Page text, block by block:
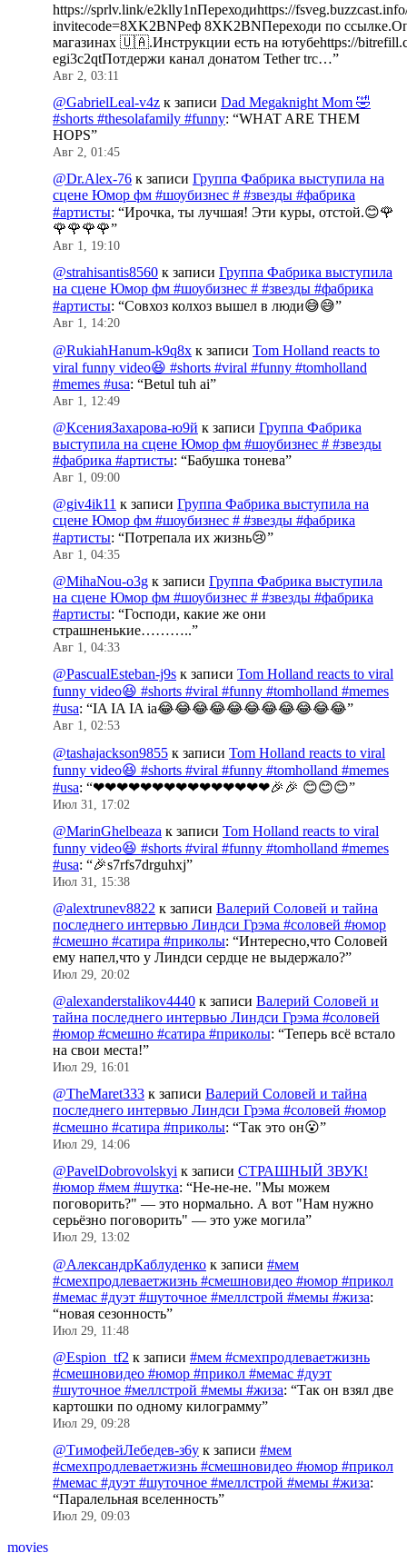
https://sprlv.link/e2klly1nПереходиhttps://
invitecode=8XK2BNРеф 8XK2BNПереходи по
магазинах 🇺🇦.Инструкции есть на ютубеhttps://
egi3c2qtПотдержи канал донатом Tether trc…”
Авг 2, 03:11
@GabrielLeal-v4z к записи Dad Megaknight Mom 🤣
#shorts #thesolafamily #funny: “WHAT ARE THEM
HOPS”
Авг 2, 01:45
@Dr.Alex-76 к записи Группа Фабрика выступила на
сцене Юмор фм #шоубизнес # #звезды #фабрика
#артисты: “Ирочка, ты лучшая! Эти куры, отстой.😊🌹
🌹🌹🌹🌹”
Авг 1, 19:10
@strahisantis8560 к записи Группа Фабрика выступила
на сцене Юмор фм #шоубизнес # #звезды #фабрика
#артисты: “Совхоз колхоз вышел в люди😅😅”
Авг 1, 14:20
@RukiahHanum-k9q8x к записи Tom Holland reacts to
viral funny video😆 #shorts #viral #funny #tomholland
#memes #usa: “Betul tuh ai”
Авг 1, 12:49
@КсенияЗахарова-ю9й к записи Группа Фабрика
выступила на сцене Юмор фм #шоубизнес # #звезды
#фабрика #артисты: “Бабушка тонева”
Авг 1, 09:00
@giv4ik11 к записи Группа Фабрика выступила на
сцене Юмор фм #шоубизнес # #звезды #фабрика
#артисты: “Потрепала их жизнь😢”
Авг 1, 04:35
@MihaNou-o3g к записи Группа Фабрика выступила
на сцене Юмор фм #шоубизнес # #звезды #фабрика
#артисты: “Господи, какие же они
страшненькие………..”
Авг 1, 04:33
@PascualEsteban-j9s к записи Tom Holland reacts to viral
funny video😆 #shorts #viral #funny #tomholland #memes
#usa: “IA IA IA ia😂😂😂😂😂😂😂😂😂😂😂”
Авг 1, 02:53
@tashajackson9855 к записи Tom Holland reacts to viral
funny video😆 #shorts #viral #funny #tomholland #memes
#usa: “❤❤❤❤❤❤❤❤❤❤❤❤❤❤❤🎉🎉 😊😊😊”
Июл 31, 17:02
@MarinGhelbeaza к записи Tom Holland reacts to viral
funny video😆 #shorts #viral #funny #tomholland #memes
#usa: “🎉s7rfs7drguhxj”
Июл 31, 15:38
@alextrunev8822 к записи Валерий Соловей и тайна
последнего интервью Линдси Грэма #соловей #юмор
#смешно #сатира #приколы: “Интересно,что Соловей
ему напел,что у Линдси сердце не выдержало?”
Июл 29, 20:02
@alexanderstalikov4440 к записи Валерий Соловей и
тайна последнего интервью Линдси Грэма #соловей
#юмор #смешно #сатира #приколы: “Теперь всё встало
на свои места!”
Июл 29, 16:01
@TheMaret333 к записи Валерий Соловей и тайна
последнего интервью Линдси Грэма #соловей #юмор
#смешно #сатира #приколы: “Так это он😮”
Июл 29, 14:06
@PavelDobrovolskyi к записи СТРАШНЫЙ ЗВУК!
#юмор #мем #шутка: “Не-не-не. "Мы можем
поговорить?" — это нормально. А вот "Нам нужно
серьёзно поговорить" — это уже могила”
Июл 29, 13:02
@АлександрКаблуденко к записи #мем
#смехпродлеваетжизнь #смешновидео #юмор #прикол
#мемас #дуэт #шуточное #меллстрой #мемы #жиза:
“новая сезонность”
Июл 29, 11:48
@Espion_tf2 к записи #мем #смехпродлеваетжизнь
#смешновидео #юмор #прикол #мемас #дуэт
#шуточное #меллстрой #мемы #жиза: “Так он взял две
картошки по одному килограмму”
Июл 29, 09:28
@ТимофейЛебедев-з6у к записи #мем
#смехпродлеваетжизнь #смешновидео #юмор #прикол
#мемас #дуэт #шуточное #меллстрой #мемы #жиза:
“Паралельная вселенность”
Июл 29, 09:03
movies